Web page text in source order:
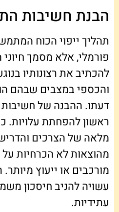
הבנת חשיבות
תהליך ייפוי הכוח
פורמלי, אלא מסמך
להכתיב את רצונותיו
והכספי במצבים שבהם
דעתו. ההבנה של
ראשון להפחתת עלויות.
מלאה של הצרכים
מהוצאות לא הכרחיות
מורכבים או ייעוץ
עשויה להניב חיסכון
עתידיות.